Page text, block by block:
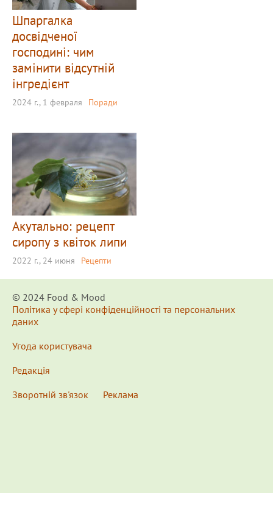
Шпаргалка
досвідченої
господині: чим
замінити відсутній
інгредієнт
2024 г., 1 февраля Поради
Акутально: рецепт
сиропу з квіток липи
2022 г., 24 июня Рецепти
© 2024 Food & Мood
Політика у сфері конфіденційності та персональних
даних
Угода користувача
Редакція
Зворотній зв'язок
Реклама